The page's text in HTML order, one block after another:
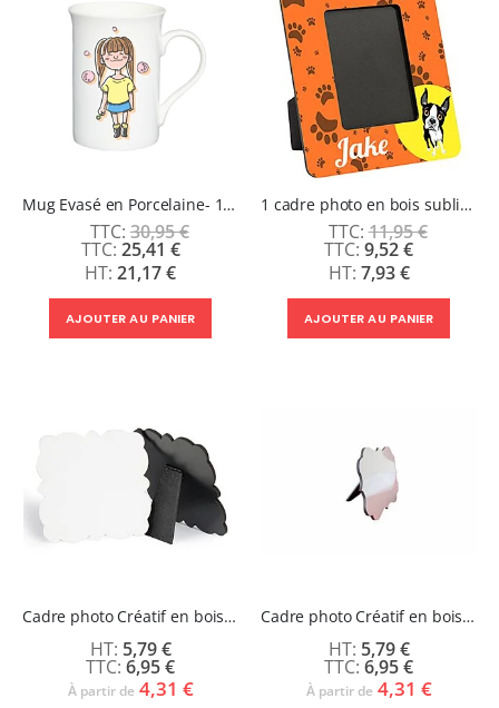
Mug Evasé en Porcelaine- 10 oz
30,95 €
Prix
Spécial
25,41 €
21,17 €
AJOUTER AU PANIER
1 cadre photo en bois sublimables - 17,8 cm x 21,6 cm
11,95 €
Prix
Spécial
9,52 €
7,93 €
AJOUTER AU PANIER
Cadre photo Créatif en bois avec pieds 14,2 x 14,2 cm
6,95 €
5,79 €
À partir de 4,31 €
Cadre photo Créatif en bois avec pied 18 x 12 cm
6,95 €
5,79 €
À partir de 4,31 €